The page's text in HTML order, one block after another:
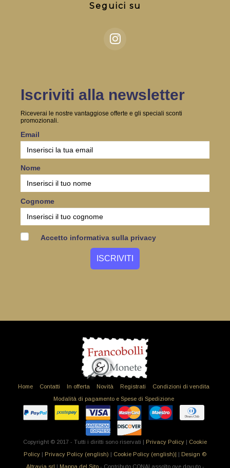
Seguici su
Iscriviti alla newsletter
Riceverai le nostre vantaggiose offerte e gli speciali sconti
promozionali.
Email
Nome
Cognome
Accetto informativa sulla privacy
Home Contatti In offerta Novità Registrati
Condizioni di vendita
Modalità di pagamento e Spese di Spedizione
Copyright © 2017 - Tutti i diritti sono riservati | Privacy Policy | Cookie
Policy | Privacy Policy (english) | Cookie Policy (english)| | Design ©
Altravia srl | Mappa del Sito- Contributo CONAI assolto ove dovuto -